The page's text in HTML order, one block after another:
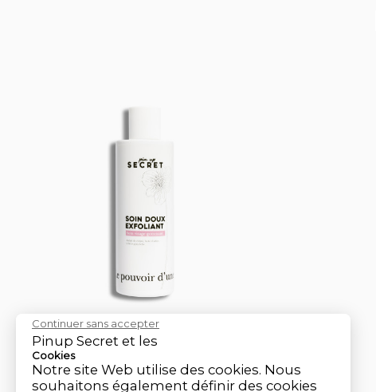
Continuer sans accepter
Pinup Secret et les
Cookies
Notre site Web utilise des cookies. Nous
souhaitons également définir des cookies
Soin Doux Exfoliant
Exfoliant visage doux